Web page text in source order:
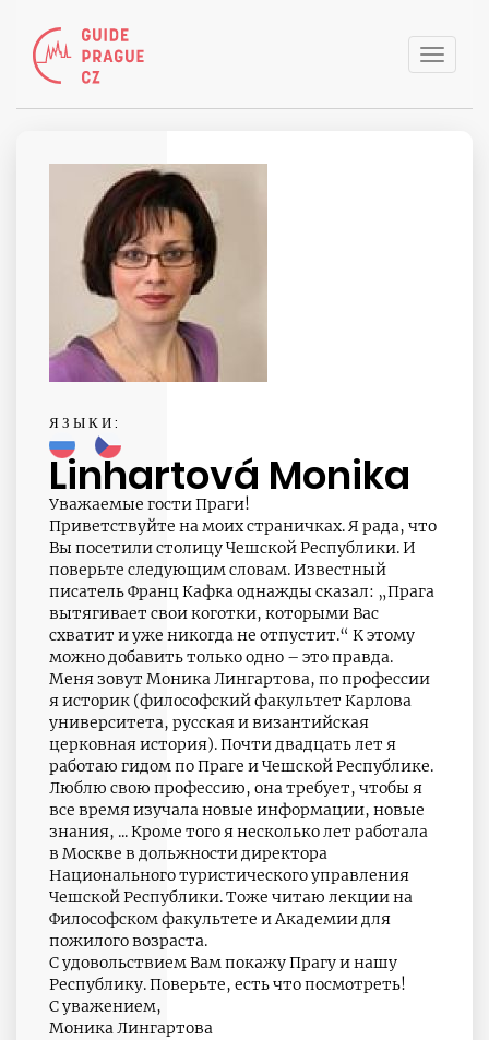
Toggle
ЯЗЫКИ:
Linhartová Monika
Уважаемые гости Праги!
Приветствуйте на моих страничках. Я рада, что
Вы посетили столицу Чешской Республики. И
поверьте следующим словам. Известный
писатель Франц Кафка однажды сказал: „Прага
вытягивает свои коготки, которыми Вас
схватит и уже никогда не отпустит.“ K этому
можно добавить только одно – это правда.
Меня зовут Моника Лингартова, по профессии
я историк (философский факультет Карлова
университета, русская и византийская
церковная история). Почти двадцать лет я
работаю гидом по Праге и Чешской Республике.
Люблю свою профессию, она требует, чтобы я
все время изучала новые информации, новые
знания, ... Кроме того я несколько лет работала
в Москве в дольжности директора
Национального туристического управления
Чешской Республики. Тоже читаю лекции на
Философском факультете и Академии для
пожилого возраста.
С удовольствием Вам покажу Прагу и нашу
Республику. Поверьте, есть что посмотреть!
С уважением,
Моника Лингартова